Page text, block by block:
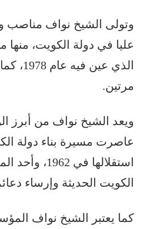
وتولى الشيخ نواف مناصب
عليا في دولة الكويت، منها
الذي
مرتين.
ويعد الشيخ نواف من أبرز
عاصرت مسيرة بناء دولة
استقلالها في
الكويت الحديثة وإرساء
كما يعتبر الشيخ نواف